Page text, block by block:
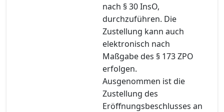
nach § 30 InsO,
durchzuführen. Die
Zustellung kann auch
elektronisch nach
Maßgabe des § 173 ZPO
erfolgen.
Ausgenommen ist die
Zustellung des
Eröffnungsbeschlusses an